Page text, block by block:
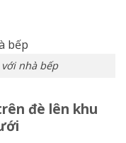
nhà bếp
đè lên khu